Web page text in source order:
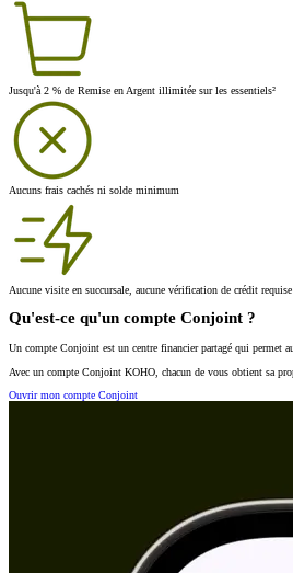
Jusqu'à 2 % de Remise en Argent illimitée sur les essentiels²
Aucuns frais cachés ni solde minimum
Aucune visite en succursale, aucune vérification de crédit requise
Qu'est-ce qu'un compte Conjoint ?
Un compte Conjoint est un centre financier partagé qui permet
Avec un compte Conjoint KOHO, chacun de vous obtient sa
Ouvrir mon compte Conjoint